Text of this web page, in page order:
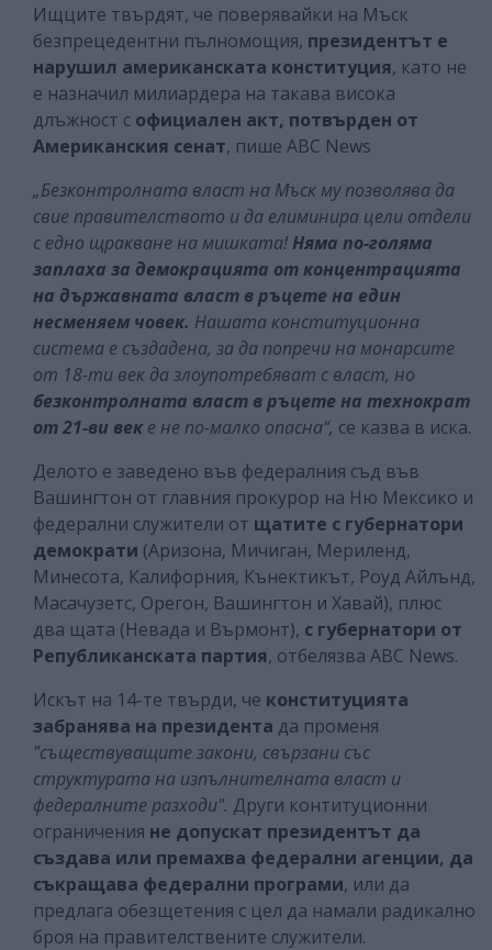
Ищците твърдят, че поверявайки на Мъск
безпрецедентни пълномощия, президентът е
нарушил американската конституция, като не
е назначил милиардера на такава висока
длъжност с официален акт, потвърден от
Американския сенат, пише ABC News
„Безконтролната власт на Мъск му позволява да
свие правителството и да елиминира цели отдели
с едно щракване на мишката!Няма по-голяма
заплаха за демокрацията от концентрацията
на държавната власт в ръцете на един
несменяем човек. Нашата конституционна
система е създадена, за да попречи на монарсите
от 18-ти век да злоупотребяват с власт, но
безконтролната власт в ръцете на технократ
от 21-ви век е не по-малко опасна“, се казва в иска.
Делото е заведено във федералния съд във
Вашингтон от главния прокурор на Ню Мексико и
федерални служители от щатите с губернатори
демократи (Аризона, Мичиган, Мериленд,
Минесота, Калифорния, Кънектикът, Роуд Айлънд,
Масачузетс, Орегон, Вашингтон и Хавай), плюс
два щата (Невада и Върмонт), с губернатори от
Републиканската партия, отбелязва ABC News.
Искът на 14-те твърди, че конституцията
забранява на президента да променя
"съществуващите закони, свързани със
структурата на изпълнителната власт и
федералните разходи". Други контитуционни
ограничения не допускат президентът да
създава или премахва федерални агенции, да
съкращава федерални програми, или да
предлага обезщетения с цел да намали радикално
броя на правителствените служители.